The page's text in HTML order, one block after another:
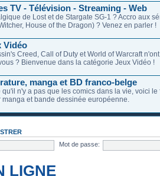
TV - Télévision - Streaming - Web
de Lost et de Stargate SG-1 ? Accro aux
House of the Dragon) ? Venez en parler !
Vidéo
Creed, Call of Duty et World of Warcraft
? Bienvenue dans la catégorie Jeux Vidéo !
manga et BD franco-belge
qu'il n'y a pas que les comics dans la vie, voici le
manga et bande dessinée européenne.
Mot de passe:
LIGNE